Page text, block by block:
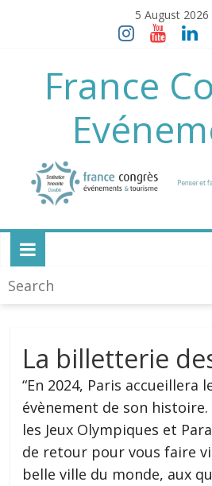
5 August 2026
France
La billetterie
“En 2024, Paris accueillera
évènement de son histoire.
les Jeux Olympiques et
de retour pour vous faire
belle ville du monde, aux